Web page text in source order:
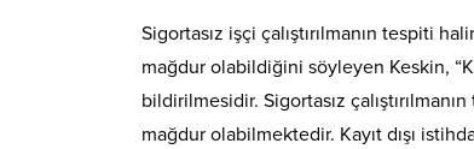
Sigortasız işçi çalıştırılmanın tespiti
mağdur olabildiğini söyleyen Keskin,
bildirilmesidir. Sigortasız
mağdur olabilmektedir. Kayıt dışı